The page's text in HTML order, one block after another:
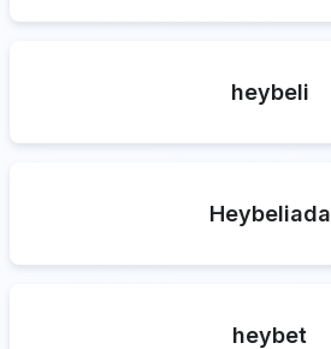
heybeli
Heybeliada
heybet